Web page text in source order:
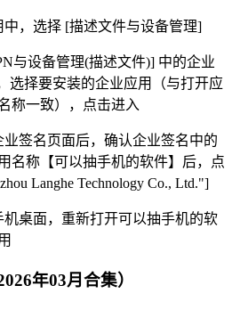
中，选择 [描述文件与设备管理]
与设备管理(描述文件)] 中的企业
选择要安装的企业应用（与打开应
称一致），点击进入
业签名页面后，确认企业签名中的
名称【可以抽手机的软件】后，点
Langhe Technology Co., Ltd."]
机桌面，重新打开可以抽手机的软
年03月合集）